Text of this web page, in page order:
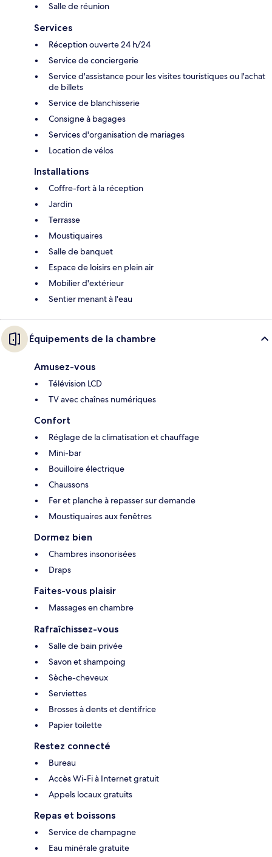
Salle de réunion
Services
Réception ouverte 24 h/24
Service de conciergerie
Service d'assistance pour les visites touristiques ou l'achat
de billets
Service de blanchisserie
Consigne à bagages
Services d'organisation de mariages
Location de vélos
Installations
Coffre-fort à la réception
Jardin
Terrasse
Moustiquaires
Salle de banquet
Espace de loisirs en plein air
Mobilier d'extérieur
Sentier menant à l'eau
Équipements de la chambre
Amusez-vous
Télévision LCD
TV avec chaînes numériques
Confort
Réglage de la climatisation et chauffage
Mini-bar
Bouilloire électrique
Chaussons
Fer et planche à repasser sur demande
Moustiquaires aux fenêtres
Dormez bien
Chambres insonorisées
Draps
Faites-vous plaisir
Massages en chambre
Rafraîchissez-vous
Salle de bain privée
Savon et shampoing
Sèche-cheveux
Serviettes
Brosses à dents et dentifrice
Papier toilette
Restez connecté
Bureau
Accès Wi-Fi à Internet gratuit
Appels locaux gratuits
Repas et boissons
Service de champagne
Eau minérale gratuite